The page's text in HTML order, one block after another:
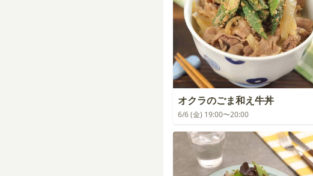
オクラのごま和え牛丼
6/6 (金) 19:00〜20:00